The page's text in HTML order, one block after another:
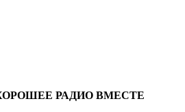
РАДИО ВМЕСТЕ